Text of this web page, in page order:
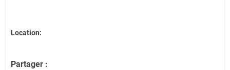
Location:
Partager :